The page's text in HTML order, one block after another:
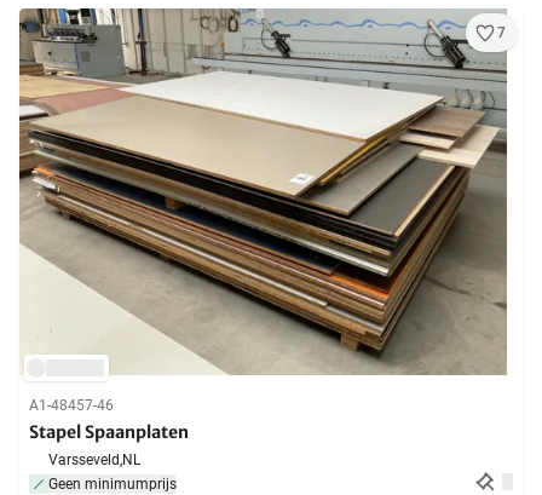
7
A1-48457-46
Stapel Spaanplaten
Varsseveld,NL
Geen minimumprijs